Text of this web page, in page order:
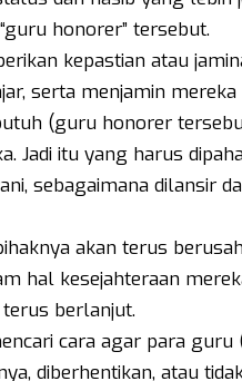
honorer” tersebut.
kepastian atau
serta menjamin
(guru honorer
Jadi itu yang harus
sebagaimana dilansir
akan terus
hal kesejahteraan
berlanjut.
cara agar para
diberhentikan, atau